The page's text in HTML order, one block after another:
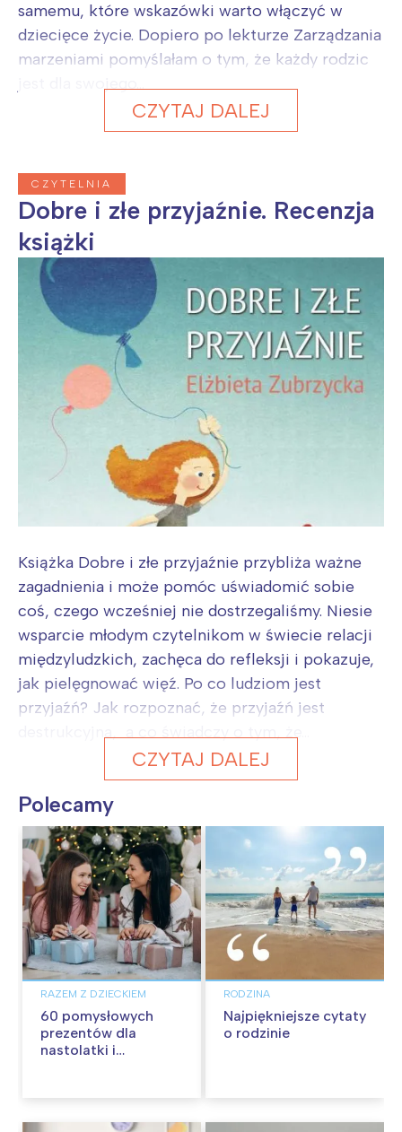
samemu, które wskazówki warto włączyć w
dziecięce życie. Dopiero po lekturze Zarządzania
marzeniami pomyślałam o tym, że każdy rodzic
CZYTAJ DALEJ
CZYTELNIA
Dobre i złe przyjaźnie. Recenzja
książki
Książka Dobre i złe przyjaźnie przybliża ważne
zagadnienia i może pomóc uświadomić sobie
coś, czego wcześniej nie dostrzegaliśmy. Niesie
wsparcie młodym czytelnikom w świecie relacji
międzyludzkich, zachęca do refleksji i pokazuje,
jak pielęgnować więź. Po co ludziom jest
przyjaźń? Jak rozpoznać, że przyjaźń jest
CZYTAJ DALEJ
Polecamy
RAZEM Z DZIECKIEM
60 pomysłowych
prezentów dla
nastolatki i
RODZINA
Najpiękniejsze cytaty
o rodzinie